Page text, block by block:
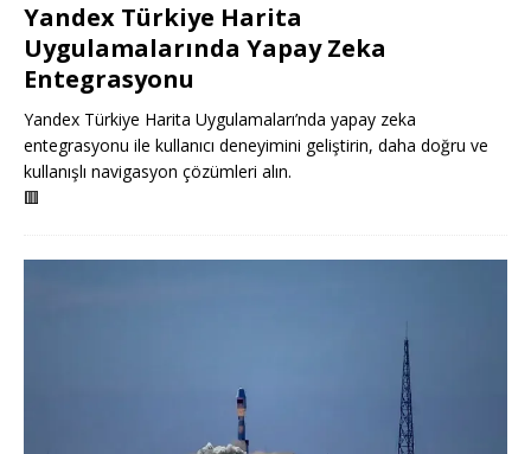
Yandex Türkiye Harita
Uygulamalarında Yapay Zeka
Entegrasyonu
Yandex Türkiye Harita Uygulamaları’nda yapay zeka
entegrasyonu ile kullanıcı deneyimini geliştirin, daha doğru ve
kullanışlı navigasyon çözümleri alın.
🟥